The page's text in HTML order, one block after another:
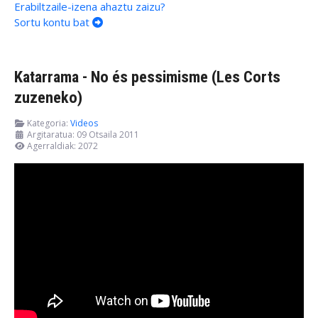
Erabiltzaile-izena ahaztu zaizu?
Sortu kontu bat
Katarrama - No és pessimisme (Les Corts
zuzeneko)
Kategoria: Videos
Argitaratua: 09 Otsaila 2011
Agerraldiak: 2072